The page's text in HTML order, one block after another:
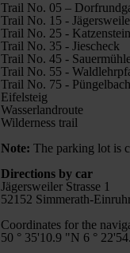
Trail No. 05 –
Trail No. 15 -
Trail No. 25 -
Trail No. 35 - Jiescheck
Trail No. 45 -
Trail No. 55 -
Trail No. 75 - Püngelbach
Eifelsteig
Wasserlandroute
Wilderness trail
Note: The parking lot is
Directions by car
Jägersweiler Strasse 1
52152 Simmerath-
Coordinates for the
50 ° 35'10.9 "N 6 °